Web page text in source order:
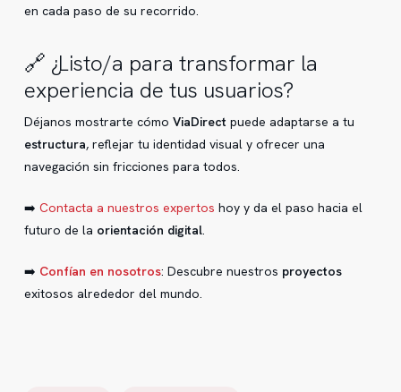
en cada paso de su recorrido.
🔗 ¿Listo/a para transformar la
experiencia de tus usuarios?
Déjanos mostrarte cómo ViaDirect puede adaptarse a tu
estructura, reflejar tu identidad visual y ofrecer una
navegación sin fricciones para todos.
➡️ Contacta a nuestros expertos hoy y da el paso hacia el
futuro de la orientación digital.
➡️ Confían en nosotros: Descubre nuestros proyectos
exitosos alrededor del mundo.